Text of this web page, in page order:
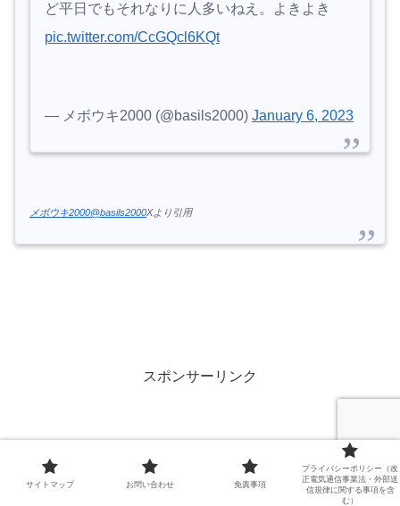
ど平日でもそれなりに人多いねえ。よきよき
pic.twitter.com/CcGQcl6KQt
— メボウキ2000 (@basils2000) January 6, 2023
メボウキ2000@basils2000Xより引用
スポンサーリンク
サイトマップ お問い合わせ 免責事項
プライバシーポリシー（改
正電気通信事業法・外部送
信規律に関する事項を含
む）